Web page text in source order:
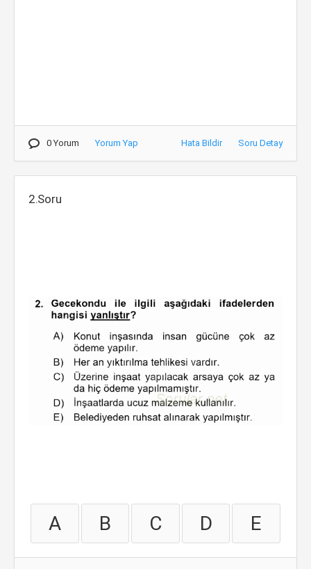
0 Yorum Yorum Yap Hata Bildir Soru Detay
2.Soru
A B C D E